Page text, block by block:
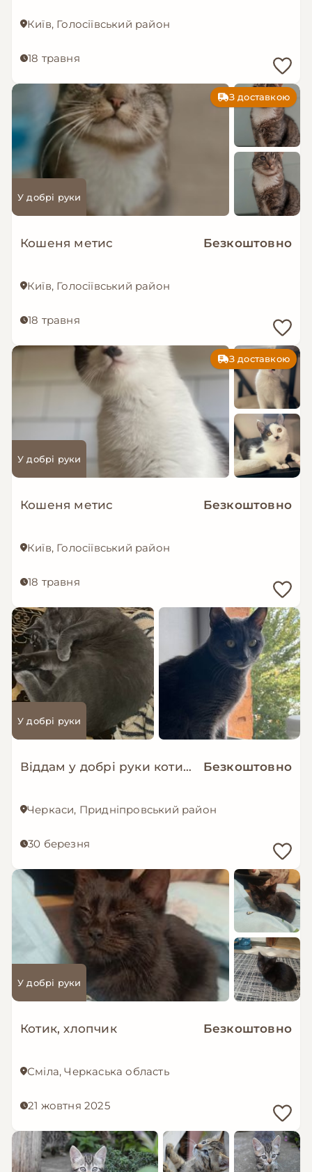
Київ, Голосіївський район
18 травня
З доставкою
У добрі руки
Кошеня метис Безкоштовно
Київ, Голосіївський район
18 травня
З доставкою
У добрі руки
Кошеня метис Безкоштовно
Київ, Голосіївський район
18 травня
У добрі руки
Віддам у добрі руки котика Безкоштовно
Черкаси, Придніпровський район
30 березня
У добрі руки
Котик, хлопчик Безкоштовно
Сміла, Черкаська область
21 жовтня 2025